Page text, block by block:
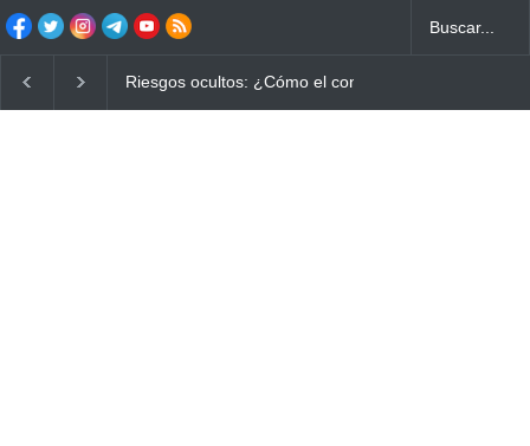
puede Ayuno Digital: La Estrategia Esencial para Mejorar